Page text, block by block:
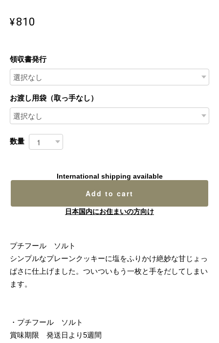
¥810
領収書発行
お渡し用袋（取っ手なし）
数量
International shipping available
Add to cart
日本国内にお住まいの方向け
プチフール ソルト
シンプルなプレーンクッキーに塩をふりかけ絶妙な甘じょっ
ぱさに仕上げました。ついついもう一枚と手をだしてしまい
ます。
・プチフール ソルト
賞味期限 発送日より5週間